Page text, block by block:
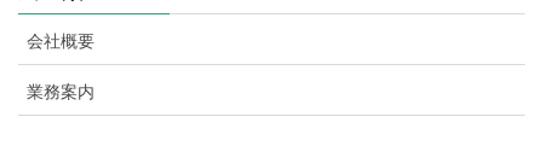
会社概要
業務案内